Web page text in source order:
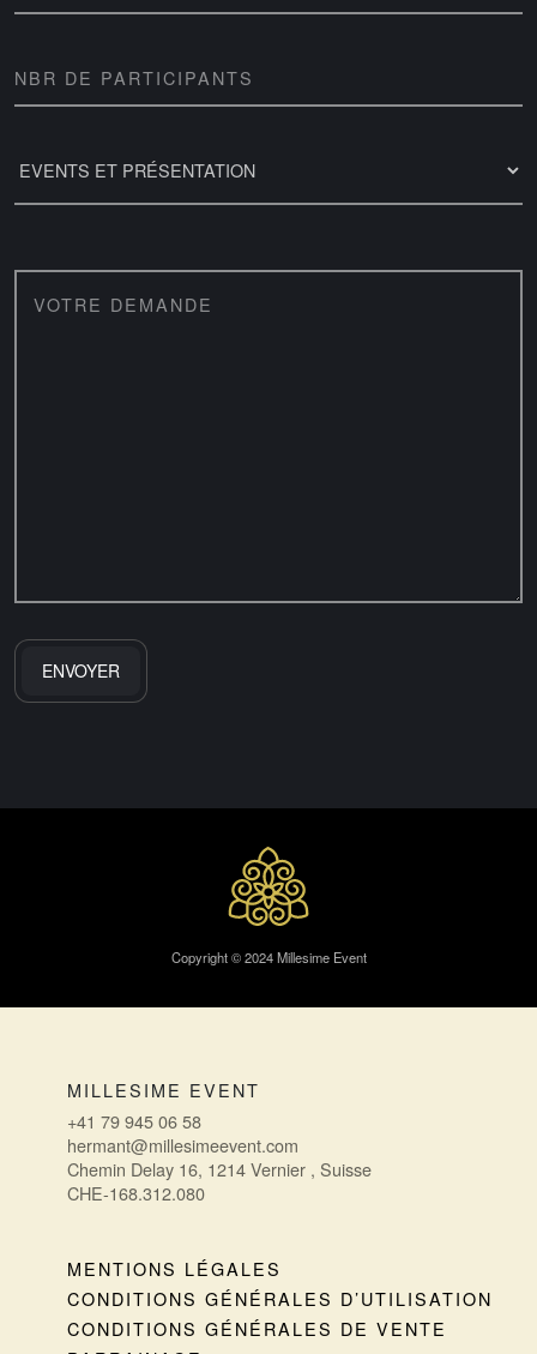
NBR DE PARTICIPANTS
VOTRE DEMANDE
Copyright © 2024 Millesime Event
MILLESIME EVENT
+41 79 945 06 58
hermant@millesimeevent.com
Chemin Delay 16, 1214 Vernier , Suisse
CHE-168.312.080
MENTIONS LÉGALES
CONDITIONS GÉNÉRALES D’UTILISATION
CONDITIONS GÉNÉRALES DE VENTE